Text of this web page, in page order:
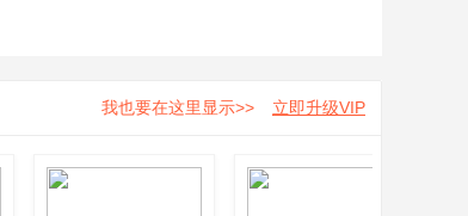
我也要在这里显示>> 立即升级VIP